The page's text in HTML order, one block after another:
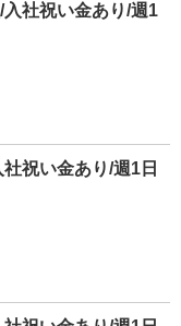
社祝い金あり/週1
祝い金あり/週1日